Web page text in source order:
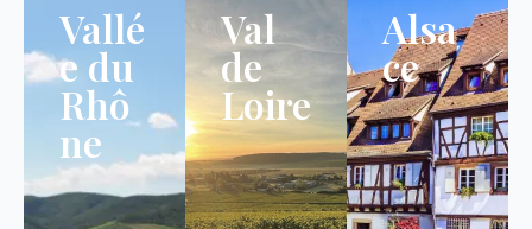
Vallé
e du
Rhô
ne
Val
de
Loire
Alsa
ce